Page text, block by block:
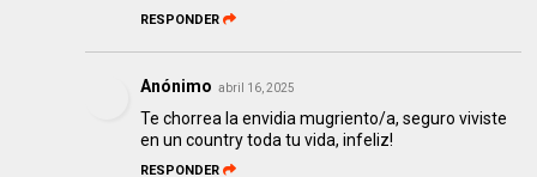
RESPONDER
Anónimo abril 16, 2025
Te chorrea la envidia mugriento/a, seguro viviste
en un country toda tu vida, infeliz!
RESPONDER